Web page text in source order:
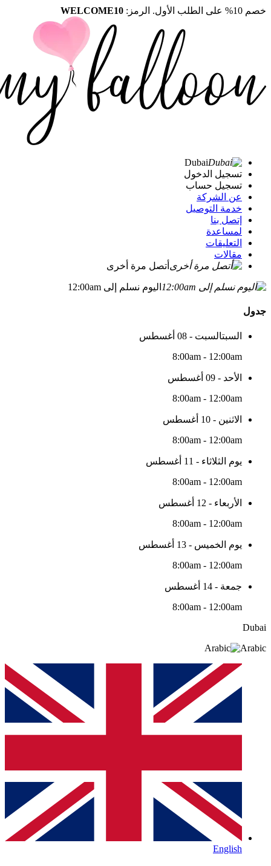
خصم 10% على الطلب الأول. الرمز: WELCOME10
Dubai
تسجيل الدخول
تسجيل حساب
عن الشركة
خدمة التوصيل
إتصل بنا
لمساعدة
التعليقات
مقالات
أتصل مرة أخرى
اليوم نسلم إلى 12:00am
جدول
السبتالسبت - 08 أغسطس
8:00am - 12:00am
الأحد - 09 أغسطس
8:00am - 12:00am
الاثنين - 10 أغسطس
8:00am - 12:00am
يوم الثلاثاء - 11 أغسطس
8:00am - 12:00am
الأربعاء - 12 أغسطس
8:00am - 12:00am
يوم الخميس - 13 أغسطس
8:00am - 12:00am
جمعة - 14 أغسطس
8:00am - 12:00am
Dubai
Arabic
English